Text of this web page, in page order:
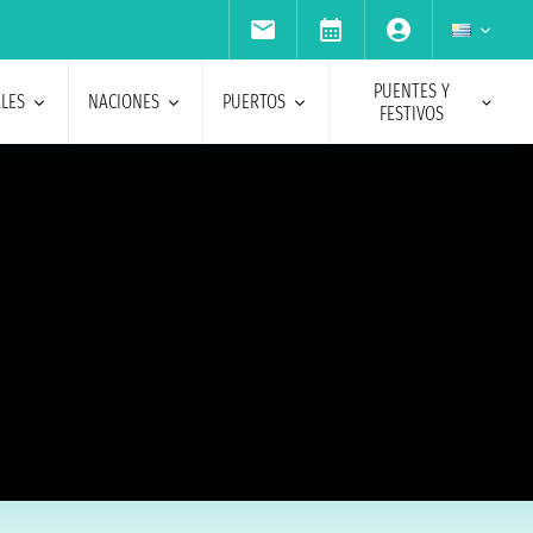
NACIONES PUERTOS
PUENTES Y
FESTIVOS